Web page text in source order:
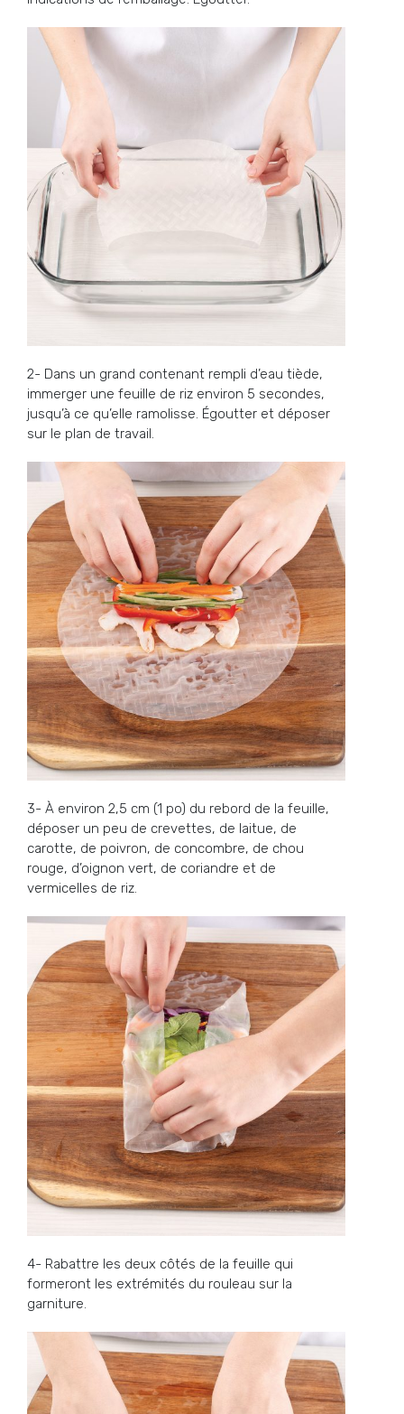
2- Dans un grand contenant rempli d’eau tiède,
immerger une feuille de riz environ 5 secondes,
jusqu’à ce qu’elle ramolisse. Égoutter et déposer
sur le plan de travail.
3- À environ 2,5 cm (1 po) du rebord de la feuille,
déposer un peu de crevettes, de laitue, de
carotte, de poivron, de concombre, de chou
rouge, d’oignon vert, de coriandre et de
vermicelles de riz.
4- Rabattre les deux côtés de la feuille qui
formeront les extrémités du rouleau sur la
garniture.